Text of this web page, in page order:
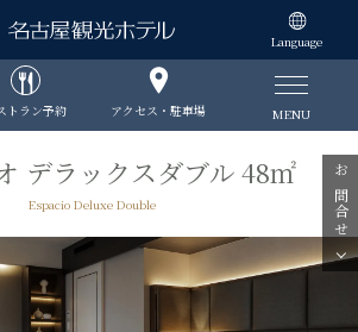
Language
トラン予約 アクセス・駐車場 MENU
デラックスダブル 48㎡
Espacio Deluxe Double お問合せ